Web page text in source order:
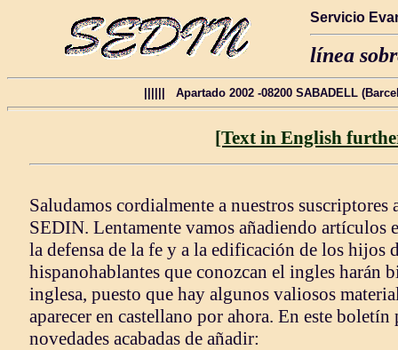
Servicio
línea
|||||| Apartado 2002 -08200 SABADELL
[Text in English
Saludamos cordialmente a nuestros suscriptores
SEDIN. Lentamente vamos añadiendo artículos
la defensa de la fe y a la edificación de los hijos
hispanohablantes que conozcan el ingles harán
inglesa, puesto que hay algunos valiosos
aparecer en castellano por ahora. En este
novedades acabadas de añadir: